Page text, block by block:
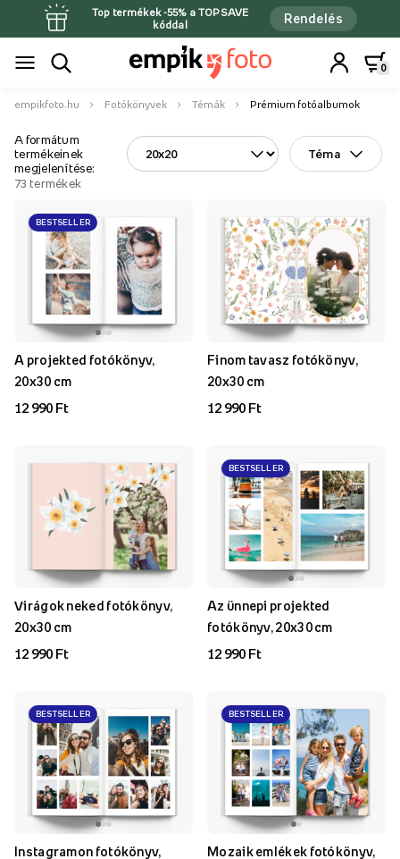
Top termékek -55% a TOPSAVE
kóddal
Rendelés
0
empikfoto.hu Fotókönyvek Témák Prémium fotóalbumok
A formátum
termékeinek
megjelenítése:
Téma
73 termékek
BESTSELLER
A projekted fotókönyv,
20x30 cm
12 990 Ft
Finom tavasz fotókönyv,
20x30 cm
12 990 Ft
Virágok neked fotókönyv,
20x30 cm
12 990 Ft
BESTSELLER
Az ünnepi projekted
fotókönyv, 20x30 cm
12 990 Ft
BESTSELLER
Instagramon fotókönyv,
BESTSELLER
Mozaik emlékek fotókönyv,